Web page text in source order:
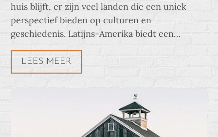
huis blijft, er zijn veel landen die een uniek
perspectief bieden op culturen en
geschiedenis. Latijns-Amerika biedt een…
LEES MEER